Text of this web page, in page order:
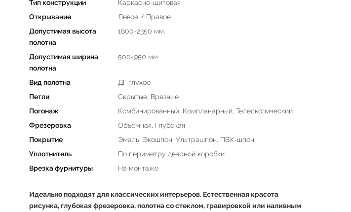
Тип конструкции
Каркасно-щитовая
Открывание
Левое / Правое
Допустимая высота
полотна
1800-2350 мм.
Допустимая ширина
полотна
500-950 мм
Вид полотна
ДГ глухое
Петли
Скрытые, Врезные
Погонаж
Комбинированный, Компланарный, Телескопический
Фрезеровка
Объёмная, Глубокая
Покрытие
Эмаль, Экошпон, Ультрашпон, ПВХ-шпон
Уплотнитель
По периметру дверной коробки
Врезка фурнитуры
На монтаже
Идеально подходят для классических интерьеров. Естественная красота
рисунка, глубокая фрезеровка, полотна со стеклом, гравировкой или наливным